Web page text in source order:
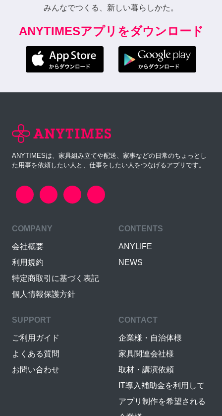
みんなでつくる、新しい暮らしかた。
ANYTIMESアプリをダウンロード
ANYTIMESは、家具組み立てや配送、家事などの日常のちょっとし
た用事を依頼したい人と、仕事をしたい人をつなげるアプリです。
COMPANY
会社概要
利用規約
特定商取引に基づく表記
個人情報保護方針
CONTENTS
ANYLIFE
NEWS
SUPPORT
ご利用ガイド
よくある質問
お問い合わせ
CONTACT
企業様・自治体様
家具関連会社様
取材・講演依頼
IT導入補助金を利用して
アプリ制作を希望される